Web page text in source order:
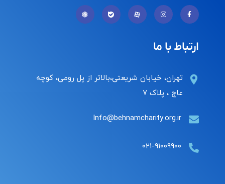
ارتباط با ما
تهران، خیابان شریعتی،بالاتر از پل رومی، کوچه
عاج ، پلاک ۷
Info@behnamcharity.org.ir
۰۲۱-۹۱۰۰۹۹۰۰